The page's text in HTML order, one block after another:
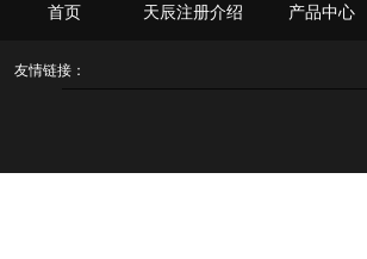
首页 天辰注册介绍 产品中心
友情链接：